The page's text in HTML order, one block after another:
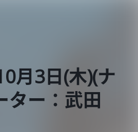
月3日(木)(ナ
ター：武田